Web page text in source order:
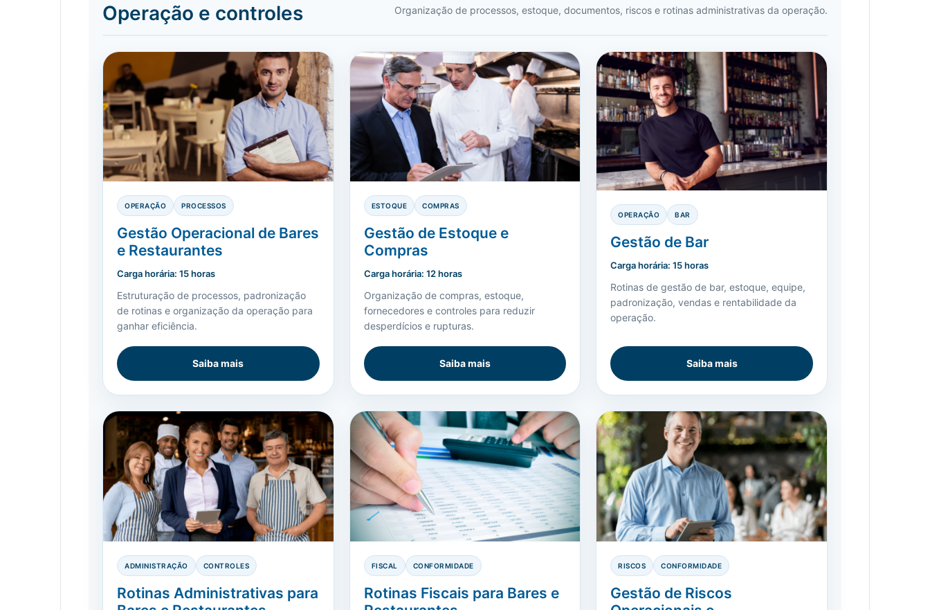
Operação e controles Organização de processos, estoque, documentos, riscos e rotinas administrativas da operação.
OPERAÇÃO PROCESSOS
Gestão Operacional de Bares
e Restaurantes
Carga horária: 15 horas
Estruturação de processos, padronização
de rotinas e organização da operação para
ganhar eficiência.
Saiba mais
ESTOQUE COMPRAS
Gestão de Estoque e
Compras
Carga horária: 12 horas
Organização de compras, estoque,
fornecedores e controles para reduzir
desperdícios e rupturas.
Saiba mais
OPERAÇÃO BAR
Gestão de Bar
Carga horária: 15 horas
Rotinas de gestão de bar, estoque, equipe,
padronização, vendas e rentabilidade da
operação.
Saiba mais
ADMINISTRAÇÃO CONTROLES
Rotinas Administrativas para
FISCAL CONFORMIDADE
Rotinas Fiscais para Bares e
RISCOS CONFORMIDADE
Gestão de Riscos